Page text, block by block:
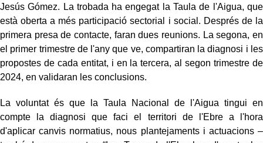
Jesús Gómez. La trobada ha engegat la Taula de l'Aigua, que
està oberta a més participació sectorial i social. Després de la
primera presa de contacte, faran dues reunions. La segona, en
el primer trimestre de l'any que ve, compartiran la diagnosi i les
propostes de cada entitat, i en la tercera, al segon trimestre de
2024, en validaran les conclusions.
La voluntat és que la Taula Nacional de l'Aigua tingui en
compte la diagnosi que faci el territori de l'Ebre a l'hora
d'aplicar canvis normatius, nous plantejaments i actuacions –